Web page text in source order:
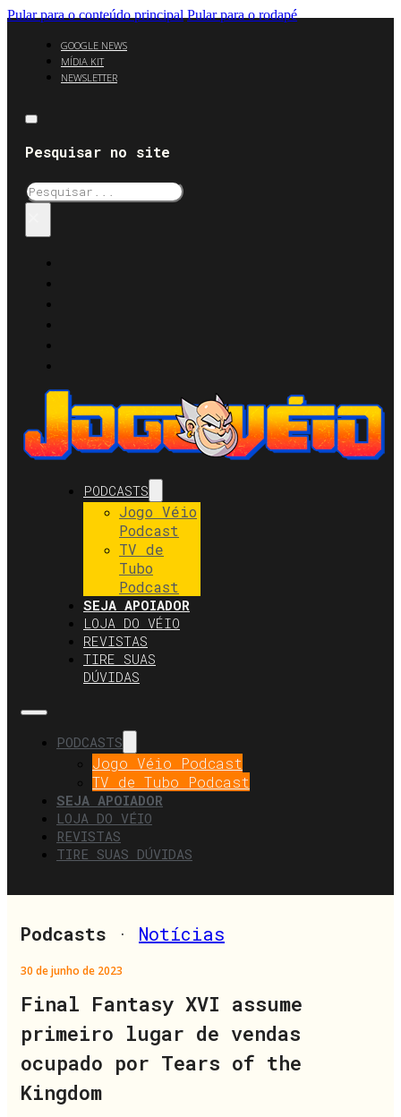
Pular para o conteúdo principal Pular para o rodapé
GOOGLE NEWS
MÍDIA KIT
NEWSLETTER
Pesquisar no site
Pesquisar
PODCASTS
Jogo Véio
Podcast
TV de
Tubo
Podcast
SEJA APOIADOR
LOJA DO VÉIO
REVISTAS
TIRE SUAS
DÚVIDAS
PODCASTS
Jogo Véio Podcast
TV de Tubo Podcast
SEJA APOIADOR
LOJA DO VÉIO
REVISTAS
TIRE SUAS DÚVIDAS
Podcasts · Notícias
30 de junho de 2023
Final Fantasy XVI assume
primeiro lugar de vendas
ocupado por Tears of the
Kingdom